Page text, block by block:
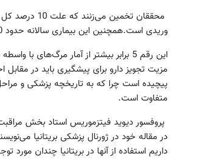
محققان
وریدی است.همچنین این بیماری سالانه حدود 60 هزار نفر را در سراسر بریتانیا از بین می‌برد.
این رقم 5 برابر بیشتر از آمار
مزیت تجویز دارو برای پیشگیری باید در
پیچیده است چرا که به تاریخچه پزشکی و
متفاوت است.
پروفسور دیوید فیتزموریس استاد بخش
در مقاله خود در ژورنال پزشکی بریتانیا
داریم استفاده از آنها در بریتانیا چندان مورد